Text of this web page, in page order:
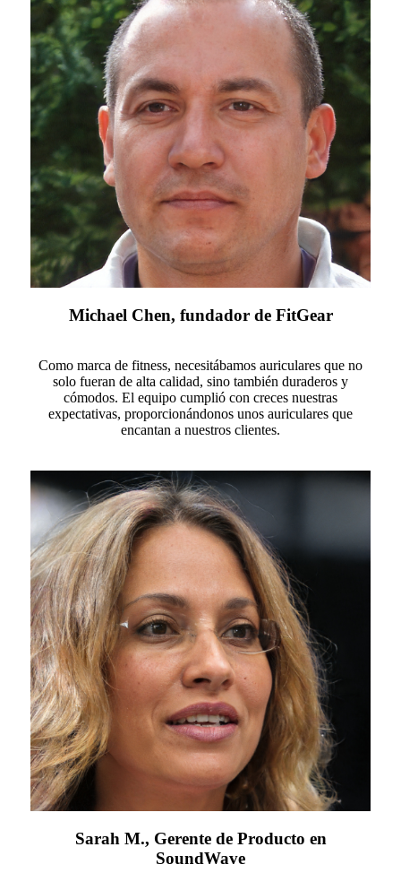
Michael Chen, fundador de FitGear
Como marca de fitness, necesitábamos auriculares que no
solo fueran de alta calidad, sino también duraderos y
cómodos. El equipo cumplió con creces nuestras
expectativas, proporcionándonos unos auriculares que
encantan a nuestros clientes.
Sarah M., Gerente de Producto en
SoundWave